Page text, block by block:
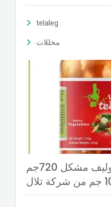
telaleg
مخللات
توريد وتصدير مخلل بوليف مشكل 720جم